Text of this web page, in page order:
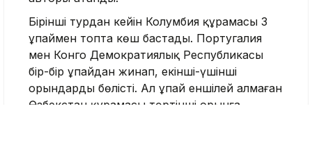
Бірінші турдан кейін Колумбия құрамасы 3
ұпаймен топта көш бастады. Португалия
мен Конго Демократиялық Республикасы
бір-бір ұпайдан жинап, екінші-үшінші
орындарды бөлісті. Ал ұпай еншілей алмаған
Өзбекстан құрамасы төртінші орынға